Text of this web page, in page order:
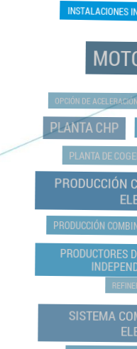
INSTALACIONES
OPCIÓN DE
PLANTA CHP
PLANTA DE
PRODUCCIÓN
PRODUCCIÓN
PRODUCTORES
SISTEMA